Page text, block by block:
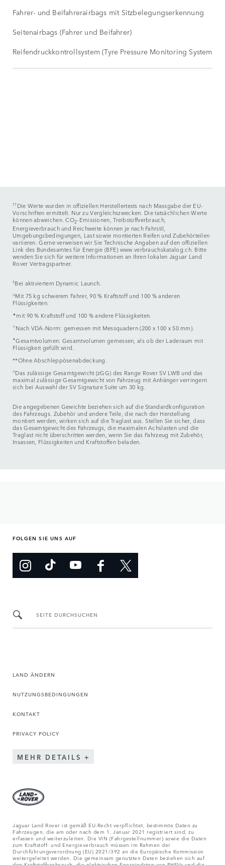
Fahrer- und Beifahrerairbags mit Sitzbelegungserkennung
Seitenairbags (Fahrer und Beifahrer)
Reifendruckkontrollsystem (Tyre Pressure Monitoring System,
†† Die Werte wurden in offiziellen Herstellertests nach Massgabe der EU-
Vorschriften ermittelt. Nur zu Vergleichszwecken. Die tatsächlichen Werte
können abweichen. CO2-Emissionen, Treibstoffverbrauch,
Energieverbrauch und Reichweite können je nach Fahrstil,
Umgebungsbedingungen, Last sowie montierten Reifen und Zubehörteilen
variieren. Gerne verweisen wir Sie Technische Angaben auf den offiziellen
Link des Bundesamtes für Energie (BFE) www.verbrauchskatalog.ch. Bitte
wenden Sie sich für weitere Informationen an Ihren lokalen Jaguar Land
Rover Vertragspartner.
‡Bei aktiviertem Dynamic Launch.
△Mit 75 kg schwerem Fahrer, 90 % Kraftstoff und 100 % anderen
Flüssigkeiten.
▲ mit 90 % Kraftstoff und 100 % andere Flüssigkeiten.
✧ Nach VDA-Norm: gemessen mit Messquadern (200 x 100 x 50 mm).
✦Gesamtvolumen: Gesamtvolumen gemessen, als ob der Laderaum mit
Flüssigkeit gefüllt wird.
**Ohne Abschleppösenabdeckung.
◇Das zulässige Gesamtgewicht (zGG) des Range Rover SV LWB und das
maximal zulässige Gesamtgewicht von Fahrzeug mit Anhänger verringern
sich bei Auswahl der SV Signature Suite um 30 kg.
Die angegebenen Gewichte beziehen sich auf die Standardkonfiguration
des Fahrzeugs. Zubehör und andere Teile, die nach der Herstellung
montiert werden, wirken sich auf die Traglast aus. Stellen Sie sicher, dass
das Gesamtgewicht des Fahrzeugs, die maximalen Achslasten und die
Traglast nicht überschritten werden, wenn Sie das Fahrzeug mit Zubehör,
Insassen, Flüssigkeiten und Kraftstoffen beladen.
FOLGEN SIE UNS AUF
SEITE DURCHSUCHEN
LAND ÄNDERN
NUTZUNGSBEDINGUNGEN
KONTAKT
PRIVACY POLICY
MEHR DETAILS
Jaguar Land Rover ist gemäß EU-Recht verpflichtet, bestimmte Daten zu
Fahrzeugen, die am oder nach dem 1. Januar 2021 registriert sind, zu
erfassen und weiterzuleiten. Die VIN (Fahrgestellnummer) sowie die Daten
zum Kraftstoff- und Energieverbrauch müssen im Rahmen der
Durchführungsverordnung (EU) 2021/392 an die Europäische Kommission
weitergeleitet werden. Die gemeinsam genutzten Daten beziehen sich auf